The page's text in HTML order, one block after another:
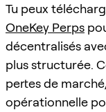
Tu peux
OneKey Perps
décentralisés
plus structurée.
pertes de
opérationnelle